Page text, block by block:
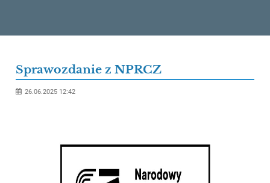
Sprawozdanie z NPRCZ
26.06.2025 12:42